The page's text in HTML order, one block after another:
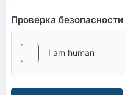
Проверка безопасности